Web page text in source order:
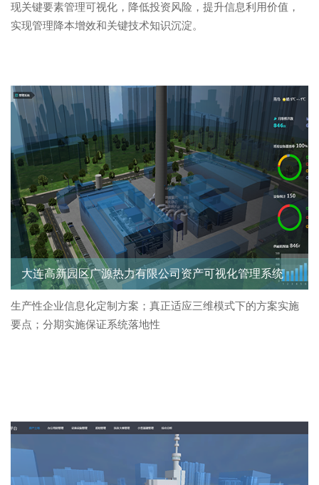
现关键要素管理可视化，降低投资风险，提升信息利用价值，
实现管理降本增效和关键技术知识沉淀。
大连高新园区广源热力有限公司资产可视化管理系统
生产性企业信息化定制方案；真正适应三维模式下的方案实施
要点；分期实施保证系统落地性